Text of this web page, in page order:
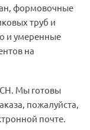
формовочные
труб и
и умеренные
на
Мы готовы
пожалуйста,
почте.